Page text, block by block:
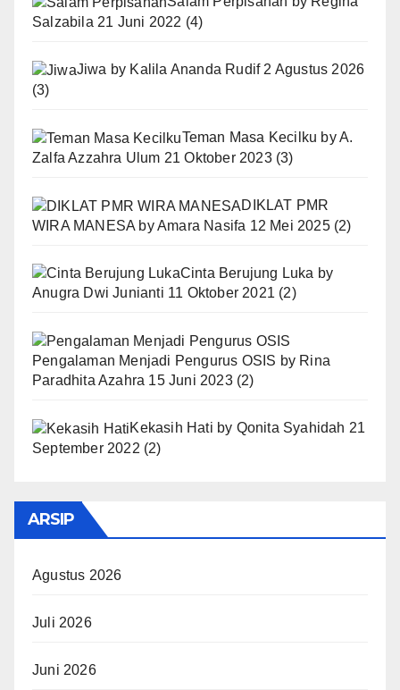
Salzabila 21 Juni 2022 (4)
Jiwa by Kalila Ananda Rudif 2 Agustus 2026
(3)
Teman Masa Kecilku byA.
Zalfa Azzahra Ulum 21 Oktober 2023 (3)
DIKLAT PMR
WIRA MANESA byAmara Nasifa 12 Mei 2025 (2)
Cinta Berujung Luka by
Anugra Dwi Junianti 11 Oktober 2021 (2)
Pengalaman Menjadi Pengurus OSIS by Rina
Paradhita Azahra 15 Juni 2023 (2)
Kekasih Hati by Qonita Syahidah 21
September 2022 (2)
ARSIP
Agustus 2026
Juli 2026
Juni 2026